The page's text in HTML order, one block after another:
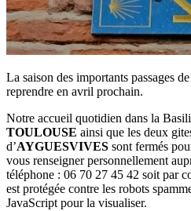
La saison des importants passages
reprendre en avril prochain.
Notre accueil quotidien dans la
TOULOUSE ainsi que les deux
d’AYGUESVIVES sont fermés
vous renseigner personnellement
téléphone : 06 70 27 45 42 soit par
est protégée contre les robots
JavaScript pour la visualiser.